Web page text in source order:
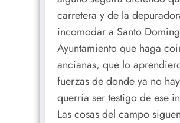
carretera y de la
incomodar a Santo
Ayuntamiento que haga
ancianas, que lo
fuerzas de donde ya no
querría ser testigo de ese
Las cosas del campo